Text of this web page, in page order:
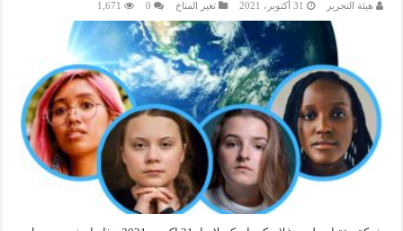
هيئة التحرير 31 أكتوبر، 2021 تغير المناخ 0
1,671